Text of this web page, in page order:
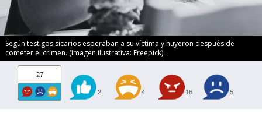
Según testigos sicarios esperaban a su víctima y huyeron después de
cometer el crimen. (Imagen ilustrativa: Freepick).
27
2 4 16 5